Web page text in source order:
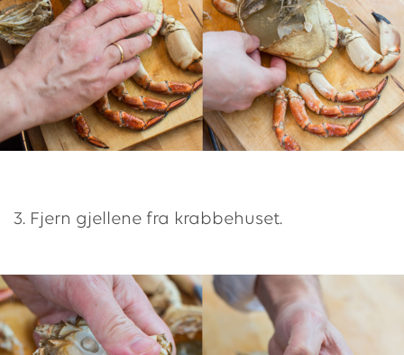
3. Fjern gjellene fra krabbehuset.